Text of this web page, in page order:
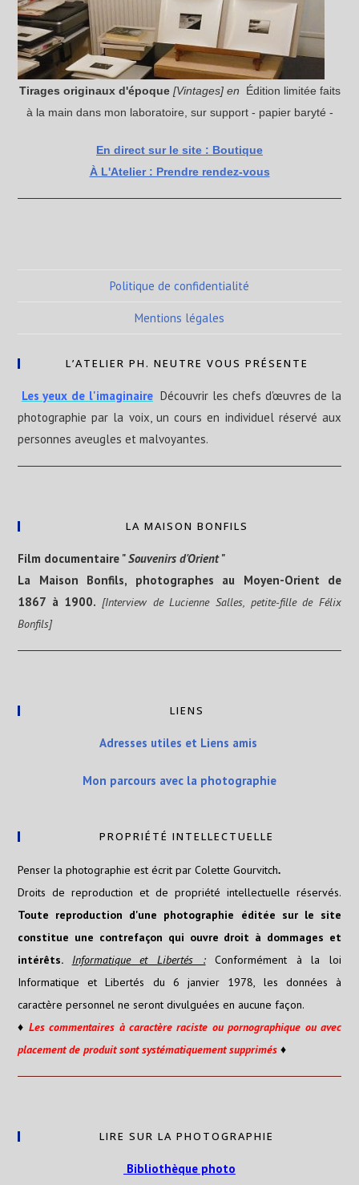
Tirages originaux d'époque [Vintages] en Édition limitée faits
à la main dans mon laboratoire, sur support - papier baryté -
En direct sur le site : Boutique
À L'Atelier : Prendre rendez-vous
Politique de confidentialité
Mentions légales
L’ATELIER PH. NEUTRE VOUS PRÉSENTE
Les yeux de l'imaginaire Découvrir les chefs d'œuvres de la
photographie par la voix, un cours en individuel réservé aux
personnes aveugles et malvoyantes.
LA MAISON BONFILS
Film documentaire "Souvenirs d'Orient"
La Maison Bonfils, photographes au Moyen-Orient de
1867 à 1900. [Interview de Lucienne Salles, petite-fille de Félix
Bonfils]
LIENS
Adresses utiles et Liens amis
Mon parcours avec la photographie
PROPRIÉTÉ INTELLECTUELLE
Penser la photographie est écrit par Colette Gourvitch.
Droits de reproduction et de propriété intellectuelle réservés.
Toute reproduction d'une photographie éditée sur le site
constitue une contrefaçon qui ouvre droit à dommages et
intérêts. Informatique et Libertés :
Conformément à la loi
Informatique et Libertés du 6 janvier 1978, les données à
caractère personnel ne seront divulguées en aucune façon.
♦ Lescommentaires à caractère raciste ou pornographique ou avec
placement de produit sont systématiquement supprimés ♦
LIRE SUR LA PHOTOGRAPHIE
Bibliothèque photo